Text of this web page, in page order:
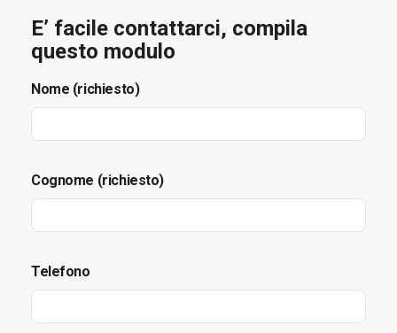
E’ facile contattarci, compila
questo modulo
Nome (richiesto)
Cognome (richiesto)
Telefono